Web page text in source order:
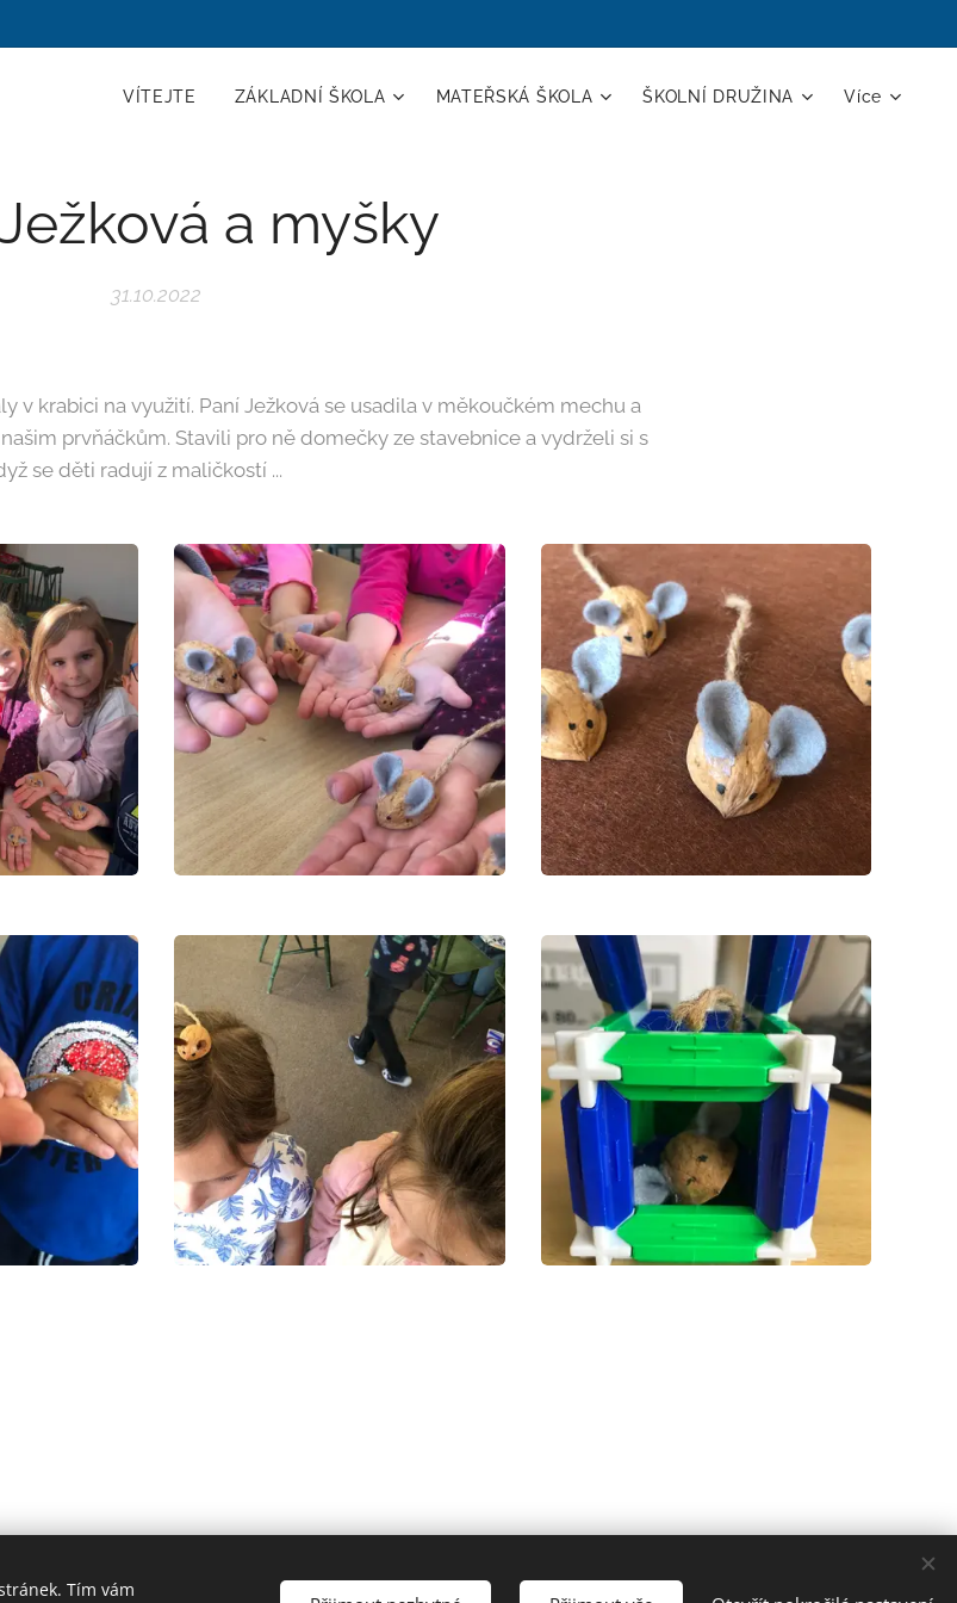
VÍTEJTE ZÁKLADNÍ ŠKOLA MATEŘSKÁ ŠKOLA ŠKOLNÍ DRUŽINA Více
a myšky
31.10.2022
v krabici na využití. Paní Ježková se usadila v měkoučkém mechu a
prvňáčkům. Stavili pro ně domečky ze stavebnice a vydrželi si s
se děti radují z maličkostí ...
Uherský Brod-Havřice, příspěvková organizace | Všechna práva vyhrazena.
Tím vám